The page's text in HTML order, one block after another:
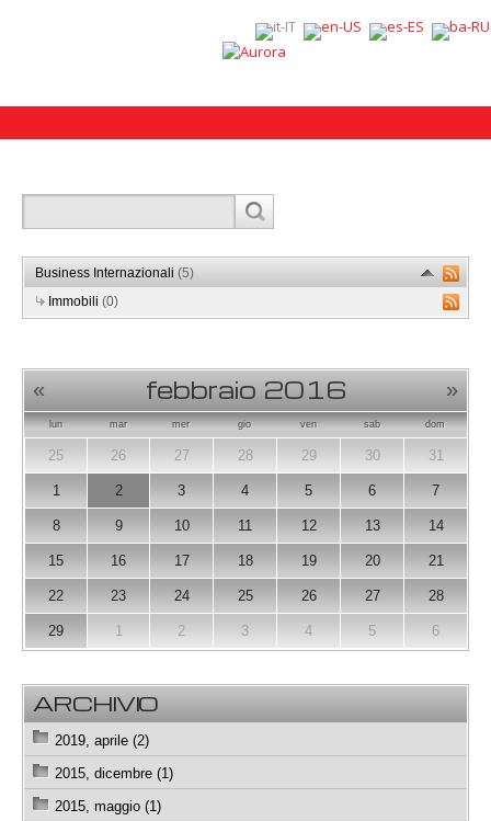
Business Internazionali (5)
Immobili (0)
« febbraio 2016 »
lun mar mer gio ven sab dom
25 26 27 28 29 30 31
1 2 3 4 5 6 7
8 9 10 11 12 13 14
15 16 17 18 19 20 21
22 23 24 25 26 27 28
29 1 2 3 4 5 6
ARCHIVIO
2019, aprile (2)
2015, dicembre (1)
2015, maggio (1)